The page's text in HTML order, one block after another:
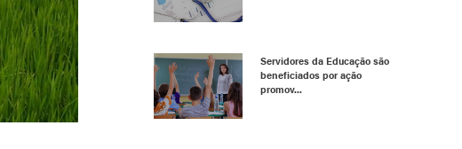
Servidores da Educação são
beneficiados por ação
promov...